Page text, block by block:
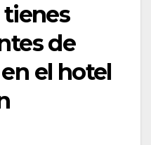
tienes
de
el hotel